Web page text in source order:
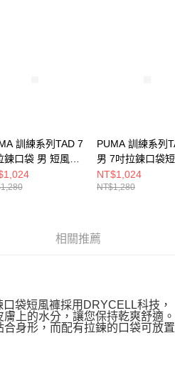
依據個別帳號之用戶狀況，依本公司即
訓練系列TAD 7
鍊口袋 男 短風褲
PUMA 訓練系列
男 7吋拉鍊口袋
52804699
NT$1,024
NT$1,280
相關推薦
袋短風褲採用DRYCELL科技，
上的水分，讓您保持乾爽舒適。
身形，而配有拉鍊的口袋可放置